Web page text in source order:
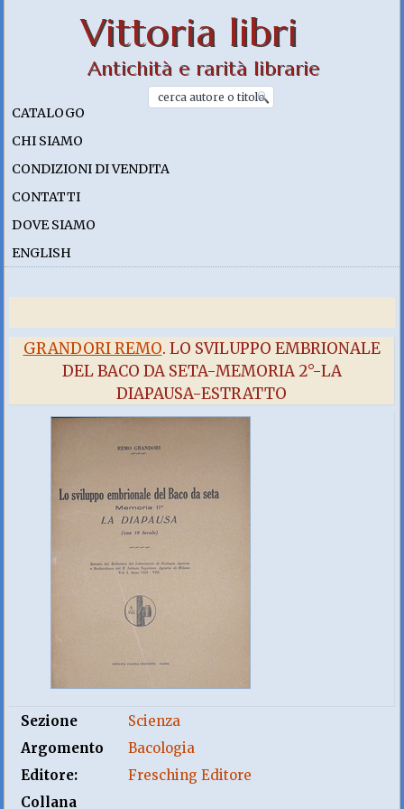
Vittoria libri
Antichità e rarità librarie
CATALOGO
CHI SIAMO
CONDIZIONI DI VENDITA
CONTATTI
DOVE SIAMO
ENGLISH
GRANDORI REMO. LO SVILUPPO EMBRIONALE
DEL BACO DA SETA-MEMORIA 2°-LA
DIAPAUSA-ESTRATTO
Sezione
Scienza
Argomento
Bacologia
Editore:
Fresching Editore
Collana